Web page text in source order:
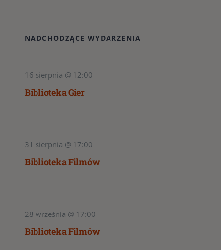
NADCHODZĄCE WYDARZENIA
16 sierpnia @ 12:00
Biblioteka Gier
31 sierpnia @ 17:00
Biblioteka Filmów
28 września @ 17:00
Biblioteka Filmów